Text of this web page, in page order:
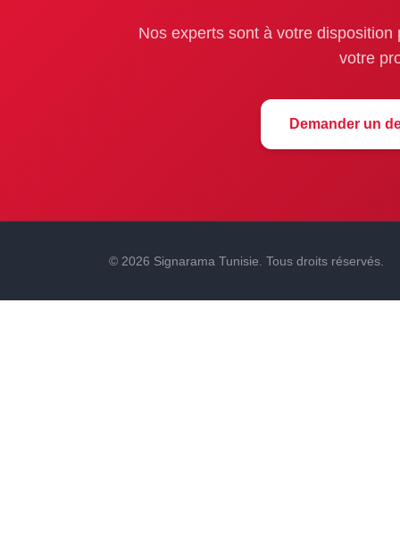
Nos experts sont à votre
votre
Demander un
© 2026 Signarama Tunisie. Tous droits réservés.